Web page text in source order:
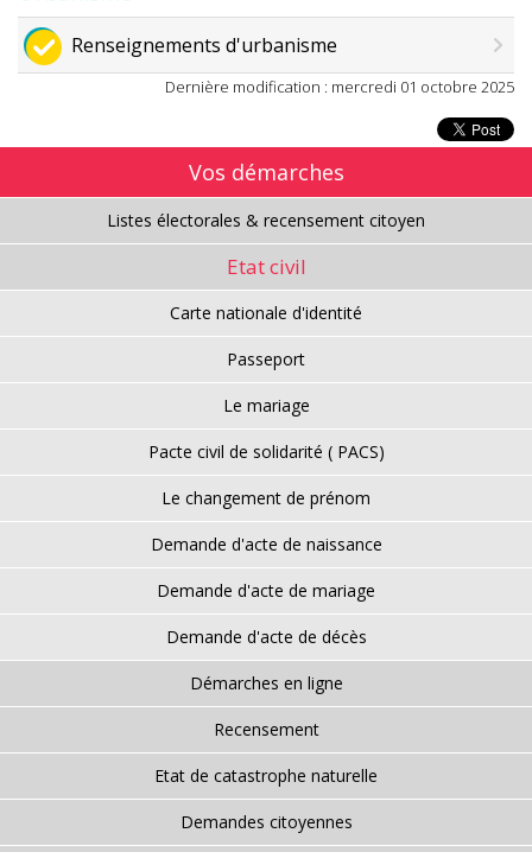
Renseignements d'urbanisme
Dernière modification : mercredi 01 octobre 2025
Vos démarches
Listes électorales & recensement citoyen
Etat civil
Carte nationale d'identité
Passeport
Le mariage
Pacte civil de solidarité ( PACS)
Le changement de prénom
Demande d'acte de naissance
Demande d'acte de mariage
Demande d'acte de décès
Démarches en ligne
Recensement
Etat de catastrophe naturelle
Demandes citoyennes